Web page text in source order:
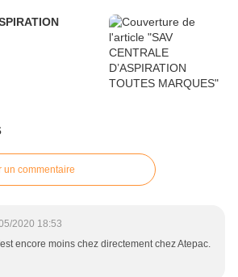
un commentaire
2020 18:53
encore moins chez directement chez Atepac.